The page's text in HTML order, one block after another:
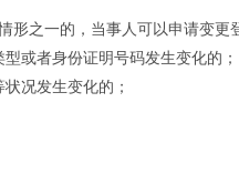
形之一的，当事人可以申请变更
或者身份证明号码发生变化的；
况发生变化的；